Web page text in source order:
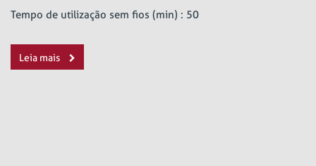
Tempo de utilização sem fios (min) : 50
Leia mais